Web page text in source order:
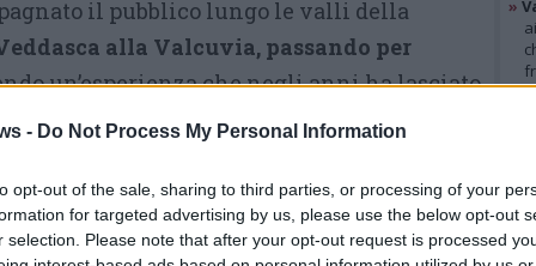
- Do Not Process My Personal Information
opt-out of the sale, sharing to third parties, or processing of your
for targeted advertising by us, please use the below opt-out
selection. Please note that after your opt-out request is processed
il pubblico lungo le valli della
alla Valcuvia, passando per
un’esperienza che negli anni ha lasciato
attraversate.
racconti, aneddoti, immagini e letture
di un viaggio nato per unire natura,
Un progetto che haportato il teatro
»